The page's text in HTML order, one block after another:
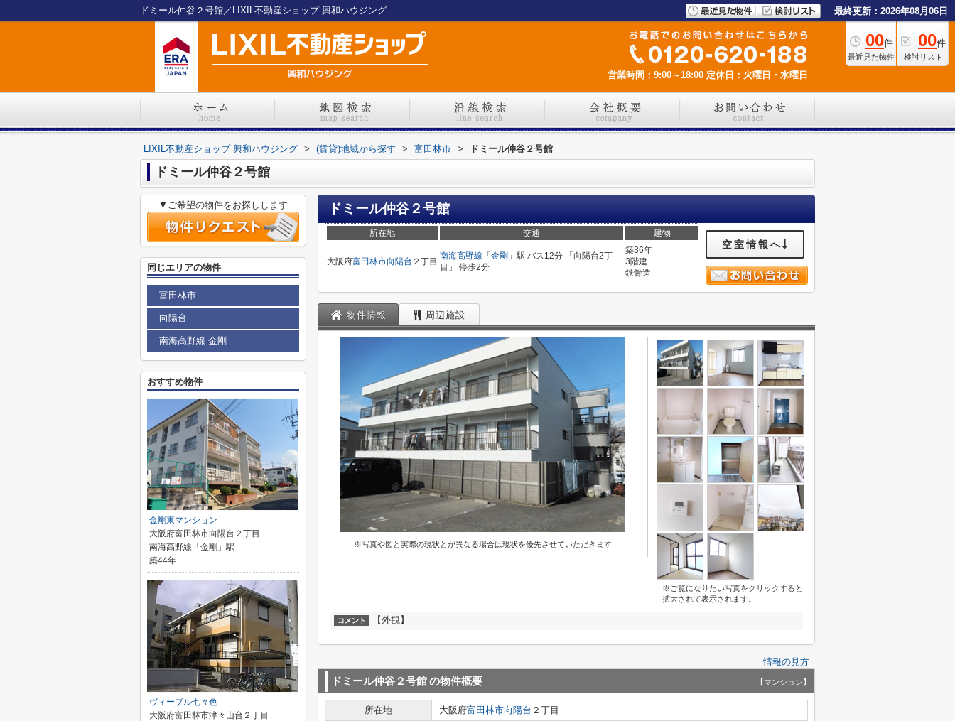
ドミール仲谷２号館／LIXIL不動産ショップ 興和ハウジング 最終更新：2026年08月06日
00件
最近見た物件
00件
検討リスト
営業時間：9:00～18:00 定休日：火曜日・水曜日
LIXIL不動産ショップ 興和ハウジング > (賃貸)地域から探す > 富田林市 > ドミール仲谷２号館
ドミール仲谷２号館
ドミール仲谷２号館
所在地 交通 建物
大阪府富田林市向陽台 ２丁目
南海高野線 「 金剛 」駅 バス12分 「向陽台2丁
目」 停歩2分
築36年
3階建
鉄骨造
空室情報へ
物件情報 周辺施設
※写真や図と実際の現状とが異なる場合は現状を優先させていただきます
※ご覧になりたい写真をクリックすると
拡大されて表示されます。
コメント 【外観】
情報の見方
ドミール仲谷２号館の物件概要 【マンション】
所在地 大阪府富田林市向陽台 ２丁目
▼ご希望の物件をお探しします
同じエリアの物件
富田林市
向陽台
南海高野線 金剛
おすすめ物件
金剛東マンション
大阪府富田林市向陽台２丁目
南海高野線「金剛」駅
築44年
ヴィーブル七々色
大阪府富田林市津々山台２丁目